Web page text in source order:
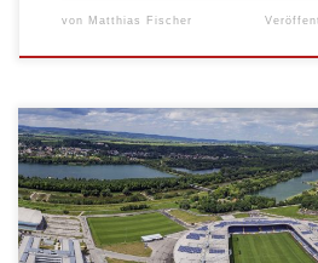
von Matthias Fischer
Sechs Kugelpanoramen aus der Luft
NV-Arena und der Sportwelt NÖ, wie es